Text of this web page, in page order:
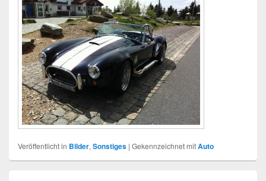
Veröffentlicht in Bilder, Sonstiges | Gekennzeichnet mitAuto